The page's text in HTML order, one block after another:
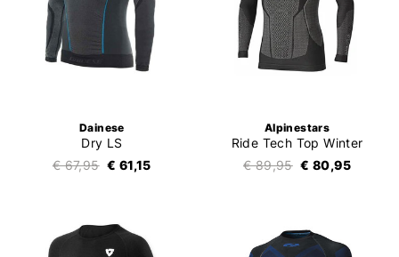
Dainese
Dry LS
€ 67,95 € 61,15
Alpinestars
Ride Tech Top Winter
€ 89,95 € 80,95